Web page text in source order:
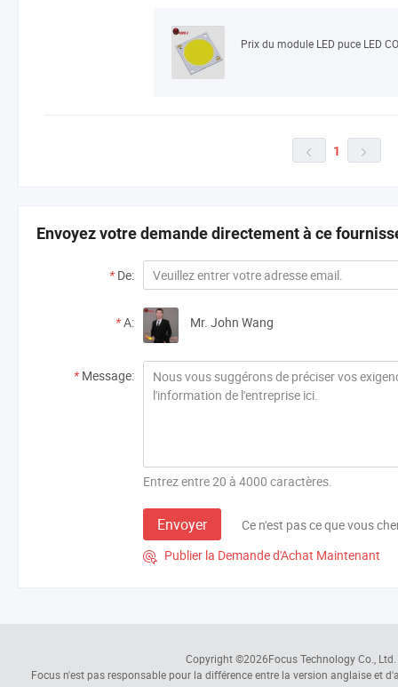
Prix du module LED puce LED
 1 
Envoyez votre demande directement à ce
* De:
*A: Mr. John Wang
* Message:
Entrez entre 20 à 4000 caractères.
Envoyer Ce n'est pas ce que vous
 Publier la Demande d'Achat Maintenant
Copyright ©2026Focus Technology Co., Ltd.
Focus n'est pas responsable pour la différence entre la version anglaise et